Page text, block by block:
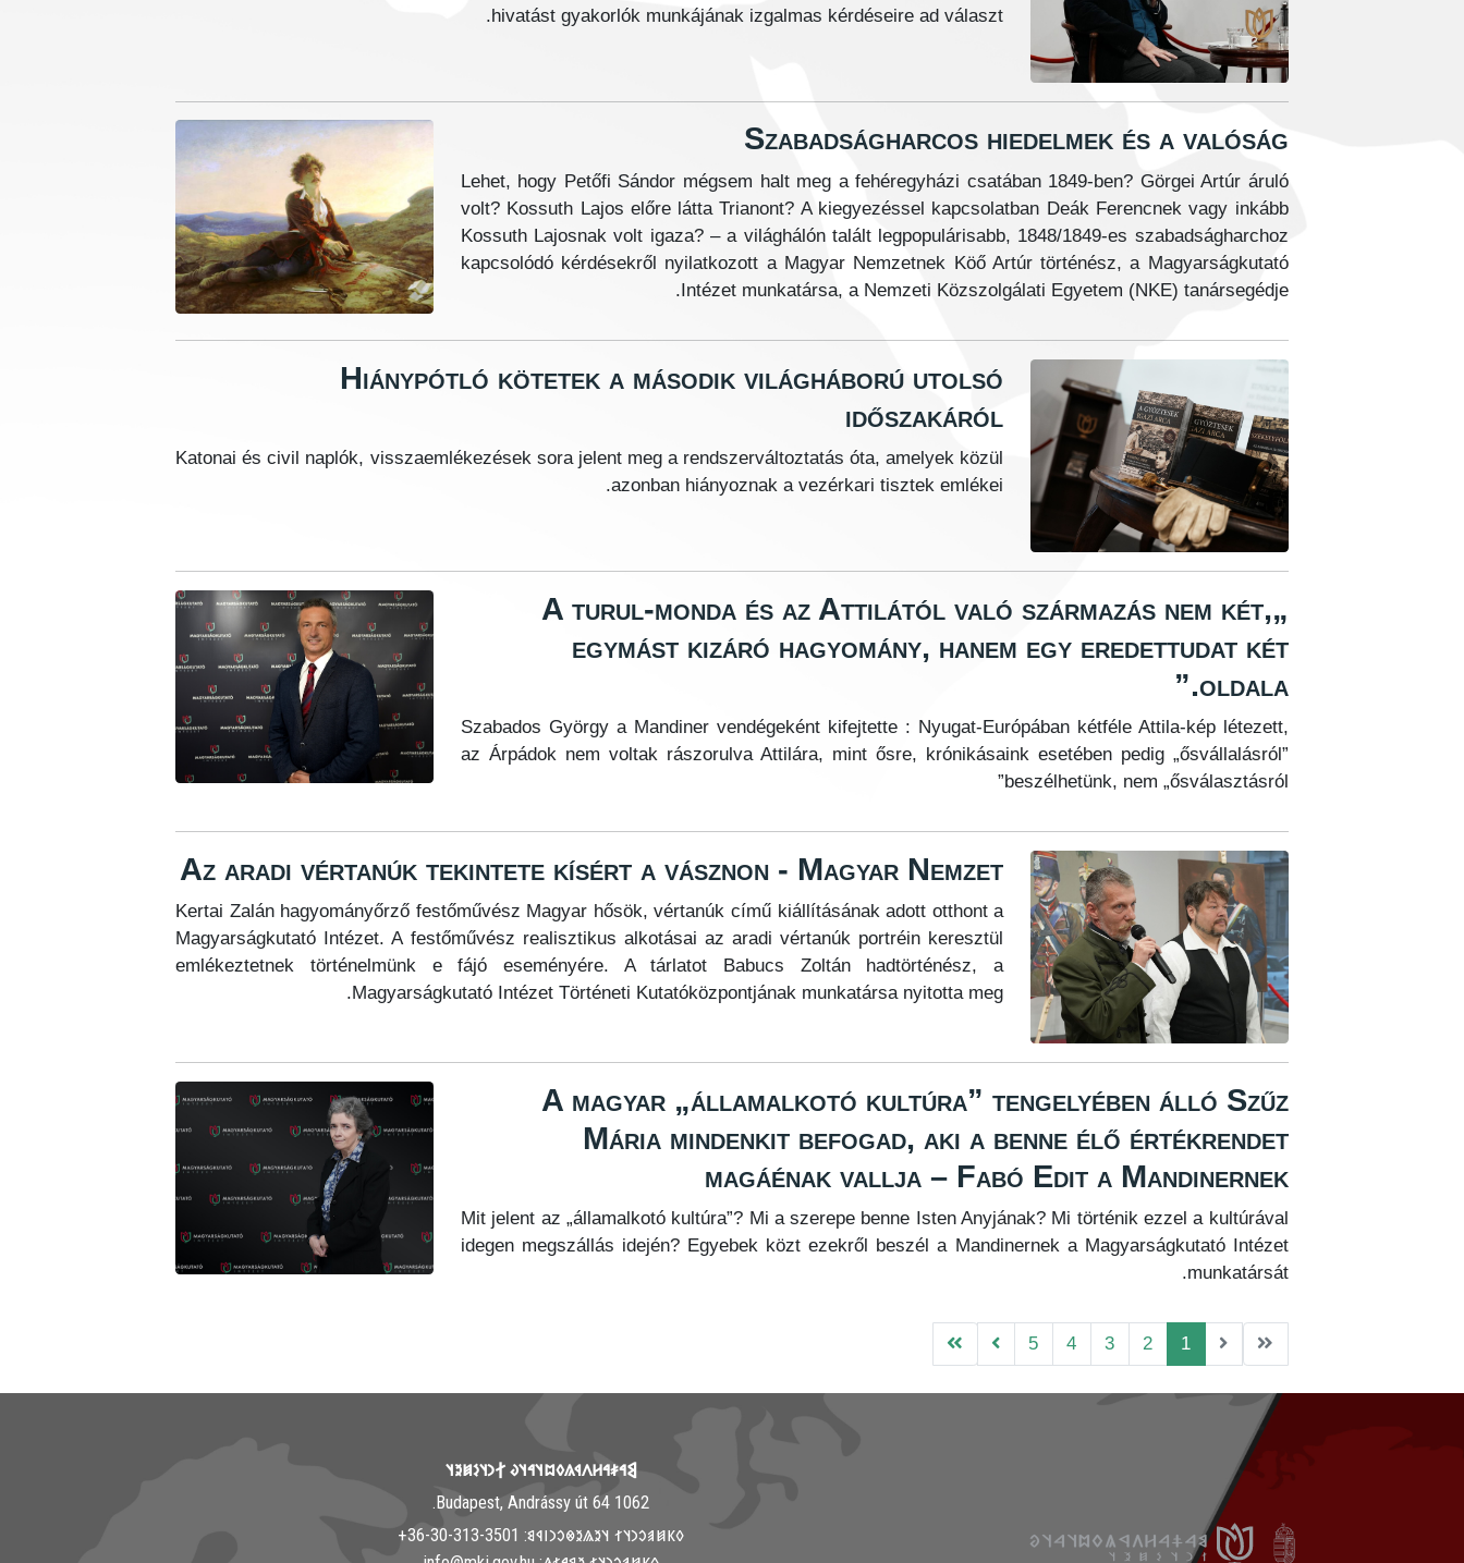
hivatást gyakorlók munkájának izgalmas kérdéseire ad választ.
Szabadságharcos hiedelmek és a valóság
Lehet, hogy Petőfi Sándor mégsem halt meg a fehéregyházi csatában 1849-ben? Görgei Artúr áruló
volt? Kossuth Lajos előre látta Trianont? A kiegyezéssel kapcsolatban Deák Ferencnek vagy inkább
Kossuth Lajosnak volt igaza? – a világhálón talált legpopulárisabb, 1848/1849-es szabadságharchoz
kapcsolódó kérdésekről nyilatkozott a Magyar Nemzetnek Köő Artúr történész, a Magyarságkutató
Intézet munkatársa, a Nemzeti Közszolgálati Egyetem (NKE) tanársegédje.
Hiánypótló kötetek a második világháború utolsó
időszakáról
Katonai és civil naplók, visszaemlékezések sora jelent meg a rendszerváltoztatás óta, amelyek közül
azonban hiányoznak a vezérkari tisztek emlékei.
„A turul-monda és az Attilától való származás nem két,
egymást kizáró hagyomány, hanem egy eredettudat két
oldala.”
Szabados György a Mandiner vendégeként kifejtette : Nyugat-Európában kétféle Attila-kép létezett,
az Árpádok nem voltak rászorulva Attilára, mint ősre, krónikásaink esetében pedig „ősvállalásról”
beszélhetünk, nem „ősválasztásról”
Az aradi vértanúk tekintete kísért a vásznon - Magyar Nemzet
Kertai Zalán hagyományőrző festőművész Magyar hősök, vértanúk című kiállításának adott otthont a
Magyarságkutató Intézet. A festőművész realisztikus alkotásai az aradi vértanúk portréin keresztül
emlékeztetnek történelmünk e fájó eseményére. A tárlatot Babucs Zoltán hadtörténész, a
Magyarságkutató Intézet Történeti Kutatóközpontjának munkatársa nyitotta meg.
A magyar „államalkotó kultúra” tengelyében álló Szűz
Mária mindenkit befogad, aki a benne élő értékrendet
magáénak vallja – Fabó Edit a Mandinernek
Mit jelent az „államalkotó kultúra”? Mi a szerepe benne Isten Anyjának? Mi történik ezzel a kultúrával
idegen megszállás idején? Egyebek közt ezekről beszél a Mandinernek a Magyarságkutató Intézet
munkatársát.
1
2
3
4
5
𐲘𐳀𐳎𐳀𐳢𐳤𐳁𐳍𐳓𐳪𐳦𐳀𐳦𐳜 𐲐𐳙𐳦𐳋𐳯𐳉𐳦
1062 Budapest, Andrássy út 64.
𐳓𐳞𐳯𐳠𐳛𐳙𐳦𐳐 𐳦𐳉𐳖𐳉𐳌𐳛𐳙𐳥𐳁𐳘: ‭+36-30-313-3501